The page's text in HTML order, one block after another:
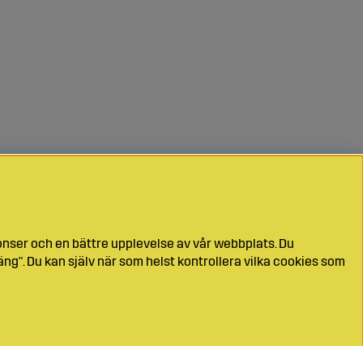
och en bättre upplevelse av vår webbplats. Du
Du kan själv när som helst kontrollera vilka cookies som